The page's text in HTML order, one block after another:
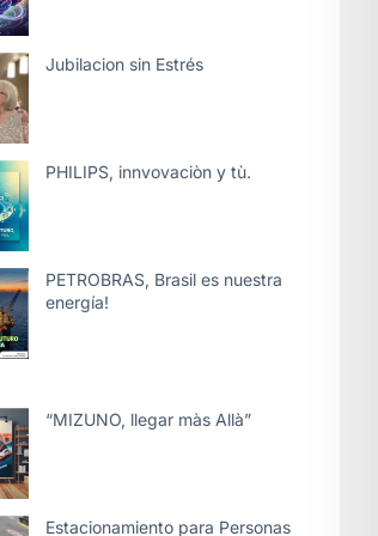
Jubilacion sin Estrés
PHILIPS, innvovaciòn y tù.
PETROBRAS, Brasil es nuestra
energía!
“MIZUNO, llegar màs Allà”
Estacionamiento para Personas